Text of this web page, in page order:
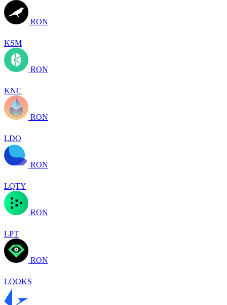
RON
KSM
RON
KNC
RON
LDO
RON
LQTY
RON
LPT
RON
LOOKS